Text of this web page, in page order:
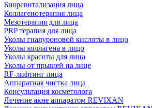
Биоревитализация лица
Коллагенотерапия лица
Мезотерапия для лица
PRP терапия для лица
Уколы гиалуроновой кислоты в лицо
Уколы коллагена в лицо
Уколы красоты для лица
Уколы от прыщей на лице
RF-лифтинг лица
Аппаратная чистка лица
Консультация косметолога
Лечение акне аппаратом REVIXAN